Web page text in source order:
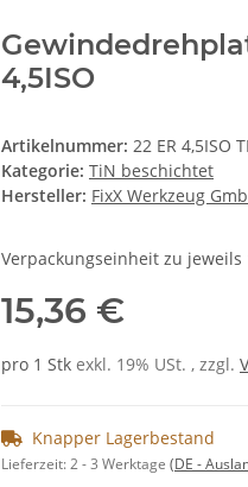
4,5ISO
Artikelnummer: 22 ER 4,5ISO
Kategorie: TiN beschichtet
Hersteller: FixX Werkzeug
Verpackungseinheit zu jeweils
15,36 €
pro 1 Stk exkl. 19% USt. , zzgl.
Knapper Lagerbestand
Lieferzeit:2 - 3 Werktage (DE -